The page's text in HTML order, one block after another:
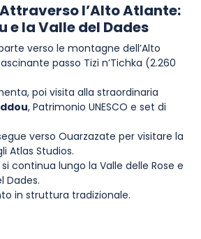
Attraverso l’Alto Atlante:
e la Valle del Dades
verso le montagne dell’Alto
passo Tizi n’Tichka (2.260
poi visita alla straordinaria
, Patrimonio UNESCO e set di
verso Ouarzazate per visitare la
Atlas Studios.
continua lungo la Valle delle Rose e
Dades.
in struttura tradizionale.